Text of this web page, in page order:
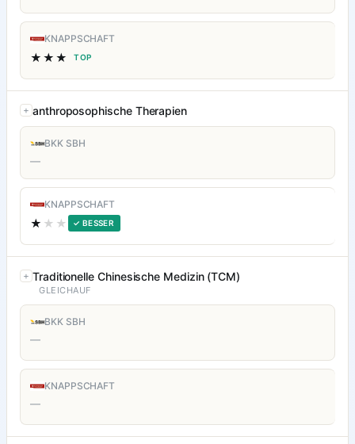
KNAPPSCHAFT
★★★ TOP
anthroposophische Therapien
BKK SBH
—
KNAPPSCHAFT
★ ★★ ✓ BESSER
Traditionelle Chinesische Medizin (TCM)
GLEICHAUF
BKK SBH
—
KNAPPSCHAFT
—